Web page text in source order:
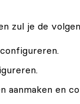
architecturen
die
zul je de
aanmaken en